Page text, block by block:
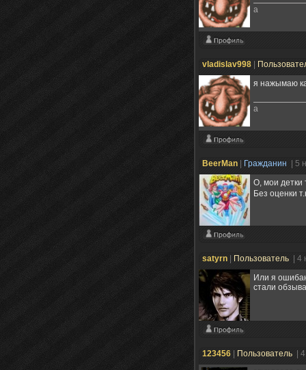
a
vladislav998
я нажымаю
a
BeerMan Гражданин | 5
О, мои детки
Без оценки
satyrn Пользователь
|
Или я
стали
123456 Пользователь |